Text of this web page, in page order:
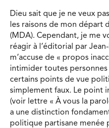
Dieu sait que je ne veux
les raisons de mon départ
(MDA). Cependant, je me
réagir à l’éditorial par
m’accuse de « propos
intimider toutes
certains points de vue
simplement faux. Le point
(voir lettre « À vous la
a une distinction
politique partisane menée